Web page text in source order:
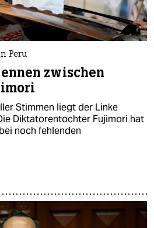
Peru
zwischen
Stimmen liegt der Linke
Diktatorentochter Fujimori hat
noch fehlenden